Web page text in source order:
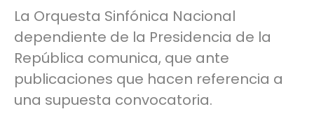
La Orquesta Sinfónica Nacional
dependiente de la Presidencia de la
República comunica, que ante
publicaciones que hacen referencia a
una supuesta convocatoria.